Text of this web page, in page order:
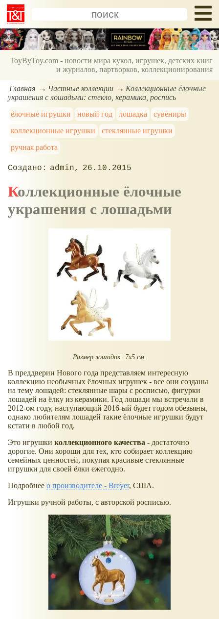
ToyByToy.com - новости мира кукол, игрушек, детских книг
и журналов, партворков, коллекционирования
Главная Частные коллекции
Коллекционные ёлочные
украшения с лошадьми: стекло, керамика, роспись
ёлочные игрушки
новый год лошадка
сувениры
коллекционные игрушки
стеклянные игрушки
ручная работа
admin 26.10.2015
Коллекционные ёлочные
украшения с лошадьми
Размер лошадок: 7х5 см.
В преддверии Нового года представляем интересную
коллекцию необычных ёлочных игрушек - все они созданы
на тему лошадей: стеклянные шары с росписью, фигурки
лошадей на ёлку из керамики. Год лошади мы встречали в
2012-ом году, наступающий 2016-ый будет годом обезьяны,
однако любителям лошадей такие ёлочные игрушки будут
кстати в любой год.
Это игрушки коллекционного качества - достаточно
дорогие. Они хороши для тех, кто собирает коллекцию
семейных ценностей, покупая красивые стеклянные
игрушки для своей ёлки ежегодно.
Подробнее о производителе - Breyer, США.
Игрушки ручной работы, с авторской росписью.